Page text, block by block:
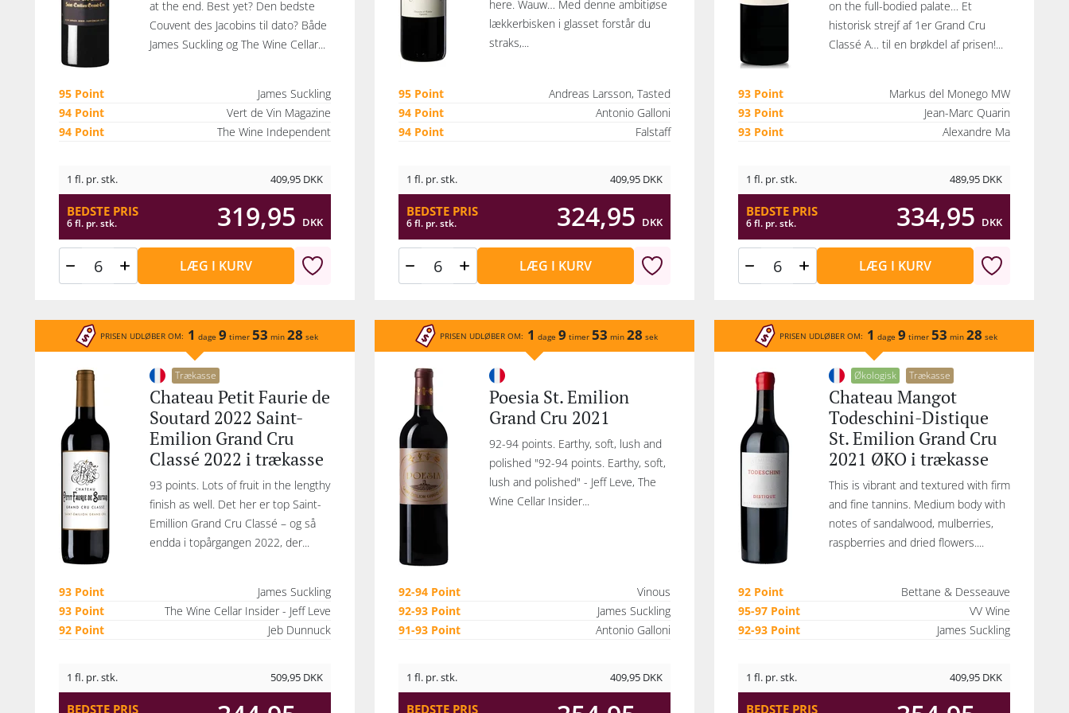
at the end. Best yet? Den bedste
Couvent des Jacobins til dato? Både
James Suckling og The Wine Cellar...
95 Point
James Suckling
94 Point
Vert de Vin Magazine
94 Point
The Wine Independent
1 fl. pr. stk. 409,95 DKK
BEDSTE PRIS
6 fl. pr. stk. 319,95 DKK
LÆG I KURV
here. Wauw… Med denne ambitiøse
lækkerbisken i glasset forstår du
straks,...
95 Point
Andreas Larsson, Tasted
94 Point
Antonio Galloni
94 Point
Falstaff
1 fl. pr. stk. 409,95 DKK
BEDSTE PRIS
6 fl. pr. stk. 324,95 DKK
LÆG I KURV
on the full-bodied palate… Et
historisk strejf af 1er Grand Cru
Classé A… til en brøkdel af prisen!...
93 Point
Markus del Monego MW
93 Point
Jean-Marc Quarin
93 Point
Alexandre Ma
1 fl. pr. stk. 489,95 DKK
BEDSTE PRIS
6 fl. pr. stk. 334,95 DKK
LÆG I KURV
PRISEN UDLØBER OM: 1 dage 9 timer 53 min 28 sek
Trækasse
Chateau Petit Faurie de
Soutard 2022 Saint-
Emilion Grand Cru
Classé 2022 i trækasse
93 points. Lots of fruit in the lengthy
finish as well. Det her er top Saint-
Emillion Grand Cru Classé – og så
endda i topårgangen 2022, der...
93 Point
James Suckling
93 Point
The Wine Cellar Insider - Jeff Leve
92 Point
Jeb Dunnuck
1 fl. pr. stk. 509,95 DKK
BEDSTE PRIS
PRISEN UDLØBER OM: 1 dage 9 timer 53 min 28 sek
Poesia St. Emilion
Grand Cru 2021
92-94 points. Earthy, soft, lush and
polished "92-94 points. Earthy, soft,
lush and polished" - Jeff Leve, The
Wine Cellar Insider...
92-94 Point
Vinous
92-93 Point
James Suckling
91-93 Point
Antonio Galloni
1 fl. pr. stk. 409,95 DKK
BEDSTE PRIS
PRISEN UDLØBER OM: 1 dage 9 timer 53 min 28 sek
Økologisk Trækasse
Chateau Mangot
Todeschini-Distique
St. Emilion Grand Cru
2021 ØKO i trækasse
This is vibrant and textured with firm
and fine tannins. Medium body with
notes of sandalwood, mulberries,
raspberries and dried flowers....
92 Point
Bettane & Desseauve
95-97 Point
VV Wine
92-93 Point
James Suckling
1 fl. pr. stk. 409,95 DKK
BEDSTE PRIS